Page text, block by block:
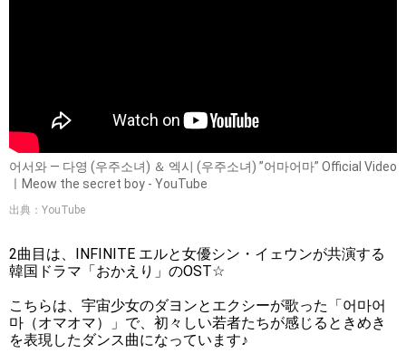
어서와 — 다영 (우주소녀) ＆ 엑시 (우주소녀) ”어마어마” Official Video
ㅣMeow the secret boy - YouTube
出典：YouTube
2曲目は、INFINITE エルと女優シン・イェウンが共演する
韓国ドラマ「おかえり」のOST☆
こちらは、宇宙少女のダヨンとエクシーが歌った「어마어
마（オマオマ）」で、初々しい若者たちが感じるときめき
を表現したダンス曲になっています♪